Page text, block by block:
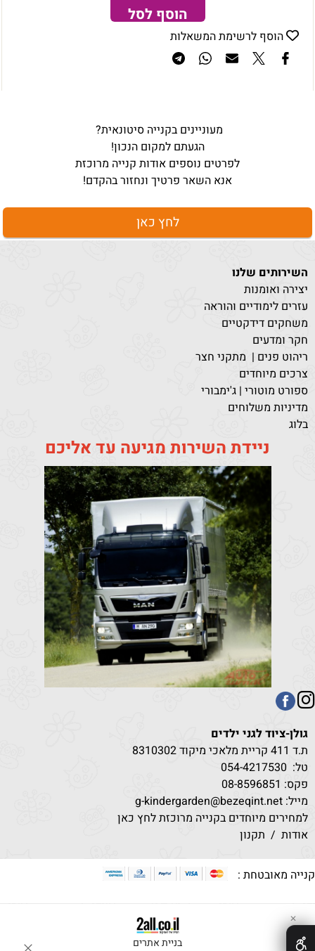
הוסף לסל
הוסף לרשימת המשאלות
מעוניינים בקנייה סיטונאית?
הגעתם למקום הנכון!
לפרטים נוספים אודות קנייה מרוכזת
אנא השאר פרטיך ונחזור בהקדם!
לחץ כאן
השירותים שלנו
יצירה ואומנות
עזרים לימודיים והוראה
משחקים דידקטיים
חקר ומדעים
ריהוט פנים | מתקני חצר
צרכים מיוחדים
ספורט מוטורי | ג'ימבורי
מדיניות משלוחים
בלוג
ניידת השירות מגיעה עד אליכם
גולן-ציוד לגני ילדים
ת.ד 411 קריית מלאכי מיקוד 8310302
טל:
054-4217530
פקס: 08-8596851
מייל: g-kindergarden@bezeqint.net
למחירים מיוחדים בקנייה מרוכזת לחץ כאן
אודות / תקנון
קנייה מאובטחת :
בניית אתרים
✕